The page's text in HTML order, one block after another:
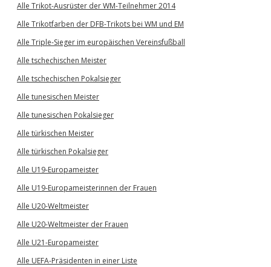
Alle Trikot-Ausrüster der WM-Teilnehmer 2014
Alle Trikotfarben der DFB-Trikots bei WM und EM
Alle Triple-Sieger im europäischen Vereinsfußball
Alle tschechischen Meister
Alle tschechischen Pokalsieger
Alle tunesischen Meister
Alle tunesischen Pokalsieger
Alle türkischen Meister
Alle türkischen Pokalsieger
Alle U19-Europameister
Alle U19-Europameisterinnen der Frauen
Alle U20-Weltmeister
Alle U20-Weltmeister der Frauen
Alle U21-Europameister
Alle UEFA-Präsidenten in einer Liste